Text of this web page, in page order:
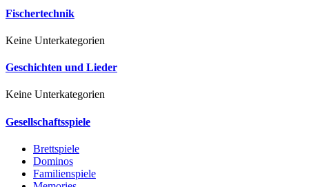
Fischertechnik
Keine Unterkategorien
Geschichten und Lieder
Keine Unterkategorien
Gesellschaftsspiele
Brettspiele
Dominos
Familienspiele